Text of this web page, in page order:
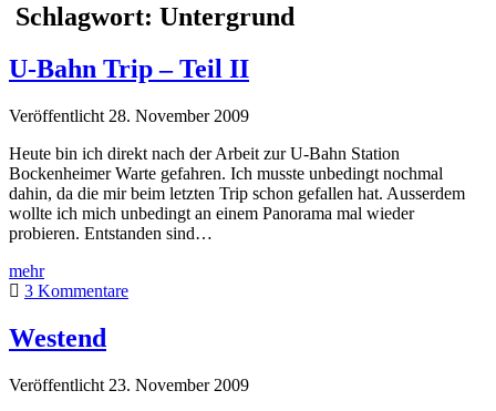
Schlagwort: Untergrund
U-Bahn Trip – Teil II
Veröffentlicht 28. November 2009
Heute bin ich direkt nach der Arbeit zur U-Bahn Station
Bockenheimer Warte gefahren. Ich musste unbedingt nochmal
dahin, da die mir beim letzten Trip schon gefallen hat. Ausserdem
wollte ich mich unbedingt an einem Panorama mal wieder
probieren. Entstanden sind…
mehrU-
Bahn
Teil
3 Kommentare
Westend
Veröffentlicht 23. November 2009